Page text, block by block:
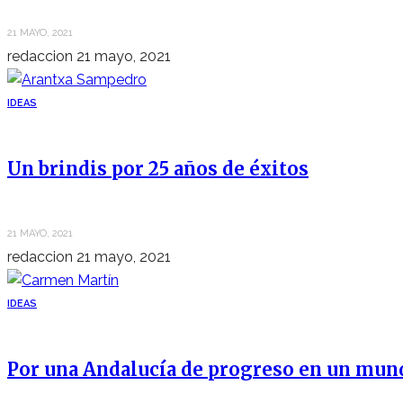
21 MAYO, 2021
redaccion 21 mayo, 2021
IDEAS
Un brindis por 25 años de éxitos
21 MAYO, 2021
redaccion 21 mayo, 2021
IDEAS
Por una Andalucía de progreso en un